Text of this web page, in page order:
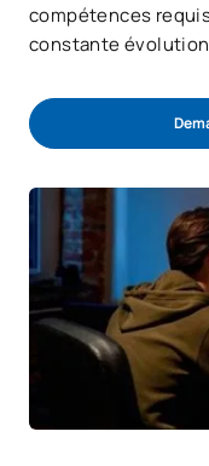
compétences
constante